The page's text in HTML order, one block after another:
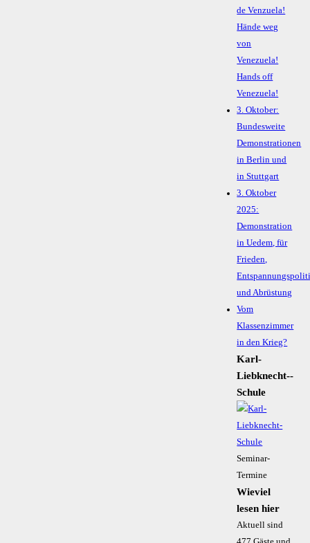
de Venzuela!
Hände weg
von
Venezuela!
Hands off
Venezuela!
3. Oktober:
Bundesweite
Demonstrationen
in Berlin und
in Stuttgart
3. Oktober
2025:
Demonstration
in Uedem, für
Frieden,
und Abrüstung
Vom
Klassenzimmer
in den Krieg?
Karl-
Liebknecht-­
Schule
Seminar-
Termine
Wieviel
lesen hier
Aktuell sind